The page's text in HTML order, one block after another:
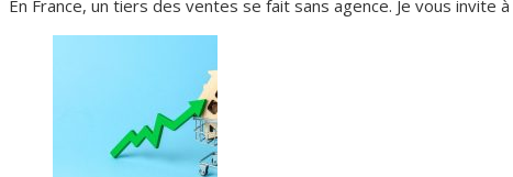
En France, un tiers des ventes se fait sans agence. Je vous